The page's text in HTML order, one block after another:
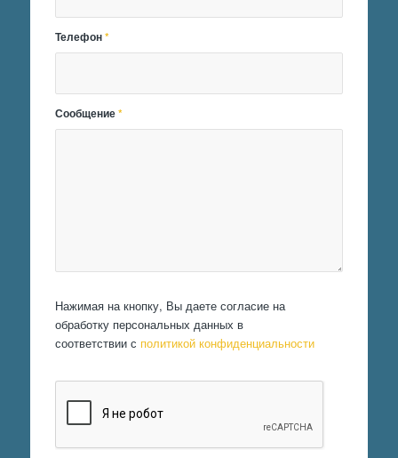
Телефон*
Сообщение*
Нажимая на кнопку, Вы даете согласие на
обработку персональных данных в
соответствии с политикой конфиденциальности